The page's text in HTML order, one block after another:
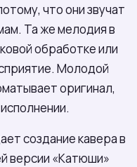
что они звучат
Та же мелодия в
обработке или
Молодой
оригинал,
создание кавера в
версии «Катюши»